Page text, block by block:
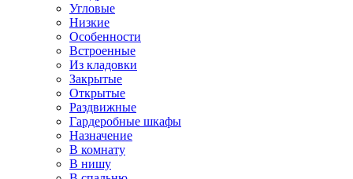
Угловые
Низкие
Особенности
Встроенные
Из кладовки
Закрытые
Открытые
Раздвижные
Гардеробные шкафы
Назначение
В комнату
В нишу